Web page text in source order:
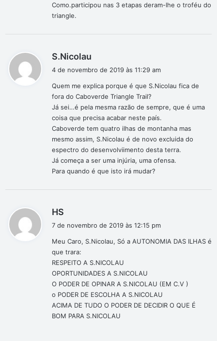
Como.participou nas 3 etapas deram-lhe o troféu do
triangle.
S.Nicolau
s
e
:
4 de novembro de 2019 às 11:29 am
Quem me explica porque é que S.Nicolau fica de
fora do Caboverde Triangle Trail?
Já sei…é pela mesma razão de sempre, que é uma
coisa que precisa acabar neste país.
Caboverde tem quatro ilhas de montanha mas
mesmo assim, S.Nicolau é de novo excluida do
espectro do desenvolviimento desta terra.
Já começa a ser uma injúria, uma ofensa.
Para quando é que isto irá mudar?
HS
s
e
:
7 de novembro de 2019 às 12:15 pm
Meu Caro, S.Nicolau, Só a AUTONOMIA DAS ILHAS é
que trara:
RESPEITO A S.NICOLAU
OPORTUNIDADES A S.NICOLAU
O PODER DE OPINAR A S.NICOLAU (EM C.V )
o PODER DE ESCOLHA A S.NICOLAU
ACIMA DE TUDO O PODER DE DECIDIR O QUE É
BOM PARA S.NICOLAU